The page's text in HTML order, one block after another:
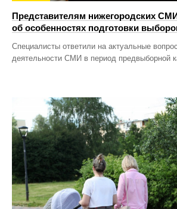
Представителям нижегородских
об особенностях подготовки
Специалисты ответили на актуальные
деятельности СМИ в период предвыборной